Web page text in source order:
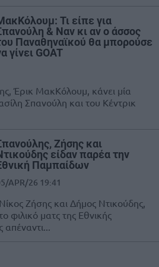
Τι είπε για
& Ναν κι αν ο άσσος
Παναθηναϊκού θα μπορούσε
γίνει GOAT
Έρικ ΜακΚόλουμ, κάνει μία
Σπανούλη και του Κέντρικ
Ζήσης και
είδαν παρέα την
Παμπαίδων
APR/26 19:41
Ζήσης και Δήμος Ντικούδης,
φιλικό ματς της Εθνικής